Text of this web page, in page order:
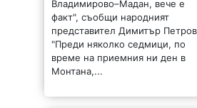
факт", съобщи народният
представител Димитър Петров.
"Преди няколко седмици, по
време на приемния ни ден в
Монтана,...